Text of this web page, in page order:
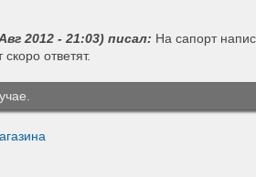
2012 - 21:03) писал: На сапорт
ответят.